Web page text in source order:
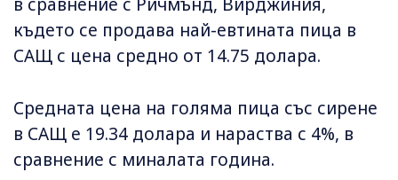
в сравнение с Ричмънд, Вирджиния,
където се продава най-евтината пица в
САЩ с цена средно от 14.75 долара.
Средната цена на голяма пица със сирене
в САЩ е 19.34 долара и нараства с 4%, в
сравнение с миналата година.